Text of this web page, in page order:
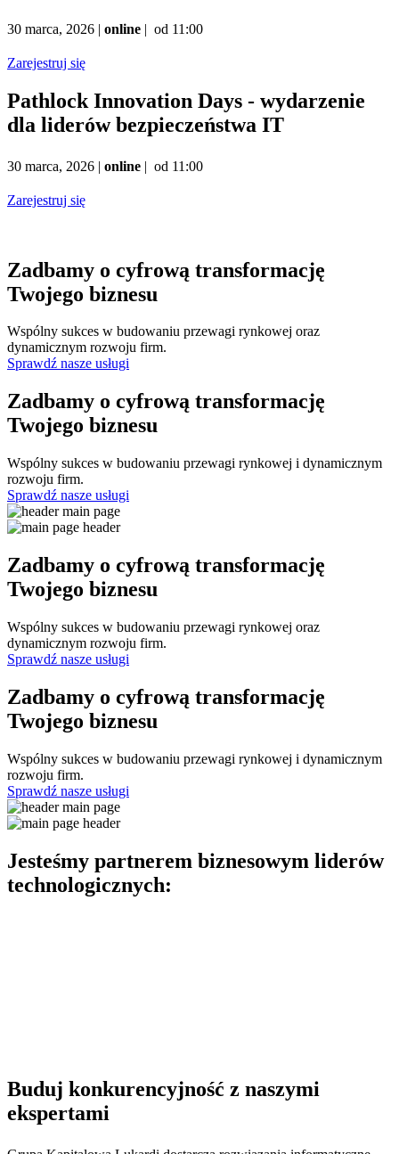
30 marca, 2026 | online | od 11:00
Zarejestruj się
Pathlock Innovation Days - wydarzenie
dla liderów bezpieczeństwa IT
30 marca, 2026 | online | od 11:00
Zarejestruj się
Zadbamy o cyfrową transformację
Twojego biznesu
Wspólny sukces w budowaniu przewagi rynkowej oraz
dynamicznym rozwoju firm.
Sprawdź nasze usługi
Zadbamy o cyfrową transformację
Twojego biznesu
Wspólny sukces w budowaniu przewagi rynkowej i dynamicznym
rozwoju firm.
Sprawdź nasze usługi
Zadbamy o cyfrową transformację
Twojego biznesu
Wspólny sukces w budowaniu przewagi rynkowej oraz
dynamicznym rozwoju firm.
Sprawdź nasze usługi
Zadbamy o cyfrową transformację
Twojego biznesu
Wspólny sukces w budowaniu przewagi rynkowej i dynamicznym
rozwoju firm.
Sprawdź nasze usługi
Jesteśmy partnerem biznesowym liderów
technologicznych:
Buduj konkurencyjność z naszymi
ekspertami